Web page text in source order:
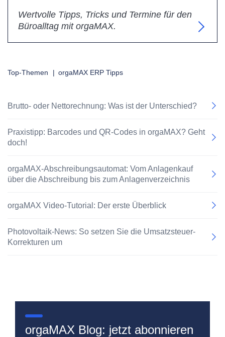
Wertvolle Tipps, Tricks und Termine für den
Büroalltag mit orgaMAX.
Top-Themen | orgaMAX ERP Tipps
Brutto- oder Nettorechnung: Was ist der Unterschied?
Praxistipp: Barcodes und QR-Codes in orgaMAX? Geht
doch!
orgaMAX-Abschreibungsautomat: Vom Anlagenkauf
über die Abschreibung bis zum Anlagenverzeichnis
orgaMAX Video-Tutorial: Der erste Überblick
Photovoltaik-News: So setzen Sie die Umsatzsteuer-
Korrekturen um
orgaMAX Blog: jetzt abonnieren